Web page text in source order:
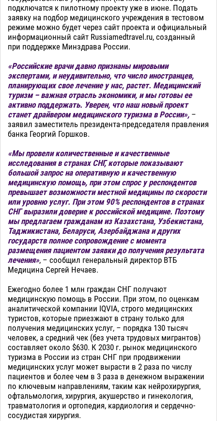
подключатся к пилотному проекту уже в июне. Подать
заявку на подбор медицинского учреждения в тестовом
режиме можно будет через сайт проекта и официальный
информационный сайт Russiamedtravel.ru, созданный
при поддержке Минздрава России.
«Российские врачи давно признаны мировыми
экспертами, и неудивительно, что число иностранцев,
планирующих свое лечение у нас, растет. Медицинский
туризм – важная отрасль экономики, и мы готовы ее
активно поддержать. Уверен, что наш новый проект
станет драйвером медицинского туризма в России», –
заявил заместитель президента-председателя правления
банка Георгий Горшков.
«Мы провели количественные и качественные
исследования в странах СНГ, которые показывают
большой запрос на оперативную и качественную
медицинскую помощь, при этом спрос у респондентов
превышает возможности местной медицины по скорости
или уровню услуг. При этом 90% респондентов в странах
СНГ выразили доверие к российской медицине. Поэтому
мы предлагаем гражданам из Казахстана, Узбекистана,
Таджикистана, Беларуси, Азербайджана и других
государств полное сопровождение с момента
размещения пациентом заявки до получения результата
лечения», – сообщил генеральный директор ВТБ
Медицина Сергей Нечаев.
Ежегодно более 1 млн граждан СНГ получают
медицинскую помощь в России. При этом, по оценкам
аналитической компании IQVIA, строго медицинских
туристов, которые приезжают в страну только для
получения медицинских услуг, – порядка 130 тысяч
человек, а средний чек (без учета трудовых мигрантов)
составляет около $630. К 2030 г. рынок медицинского
туризма в России из стран СНГ при продвижении
медицинских услуг может вырасти в 2 раза по числу
пациентов и более чем в 3 раза в денежном выражении
по ключевым направлениям, таким как нейрохирургия,
офтальмология, хирургия, акушерство и гинекология,
травматология и ортопедия, кардиология и сердечно-
сосудистая хирургия.